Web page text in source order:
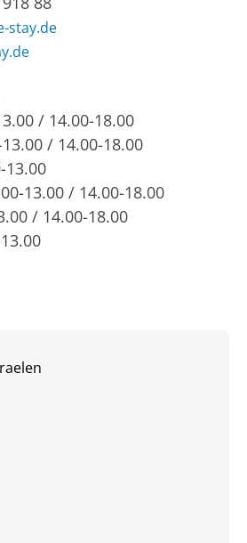
stay.de
/ 14.00-18.00
/ 14.00-18.00
13.00
13.00 / 14.00-18.00
/ 14.00-18.00